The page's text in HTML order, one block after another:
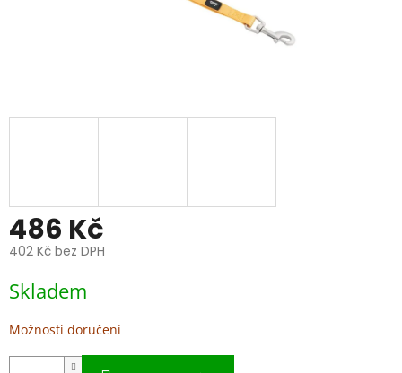
486 Kč
402 Kč bez DPH
cena:
Skladem
Možnosti doručení